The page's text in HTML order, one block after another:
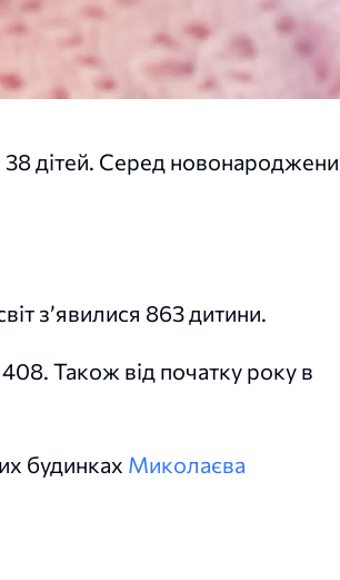
дітей. Серед
з’явилися 863 дитини.
Також від початку року в
будинках Миколаєва